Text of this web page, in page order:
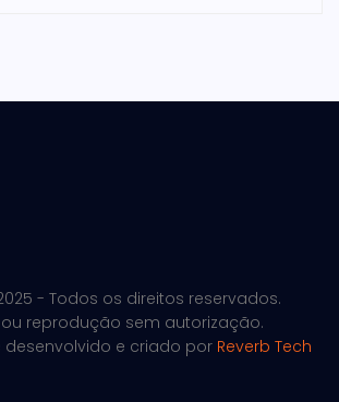
- Todos os direitos reservados.
reprodução sem autorização.
e criado por Reverb Tech